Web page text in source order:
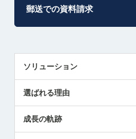
郵送での資料請求
ソリューション
解決策提案
選ばれる理由
成長の軌跡